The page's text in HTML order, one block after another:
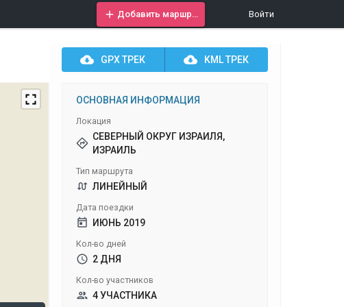
Войти
GPXТРЕК KMLТРЕК
ОСНОВНАЯ ИНФОРМАЦИЯ
Локация
СЕВЕРНЫЙ ОКРУГ ИЗРАИЛЯ,
ИЗРАИЛЬ
Тип маршрута
ЛИНЕЙНЫЙ
Дата поездки
ИЮНЬ 2019
Кол-во дней
2 ДНЯ
Кол-во участников
4 УЧАСТНИКА